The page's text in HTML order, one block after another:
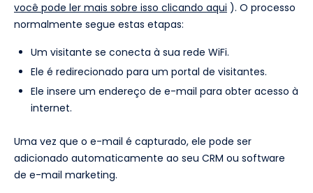
você pode ler mais sobre isso clicando aqui ). O processo
normalmente segue estas etapas:
Um visitante se conecta à sua rede WiFi.
Ele é redirecionado para um portal de visitantes.
Ele insere um endereço de e-mail para obter acesso à
internet.
Uma vez que o e-mail é capturado, ele pode ser
adicionado automaticamente ao seu CRM ou software
de e-mail marketing.